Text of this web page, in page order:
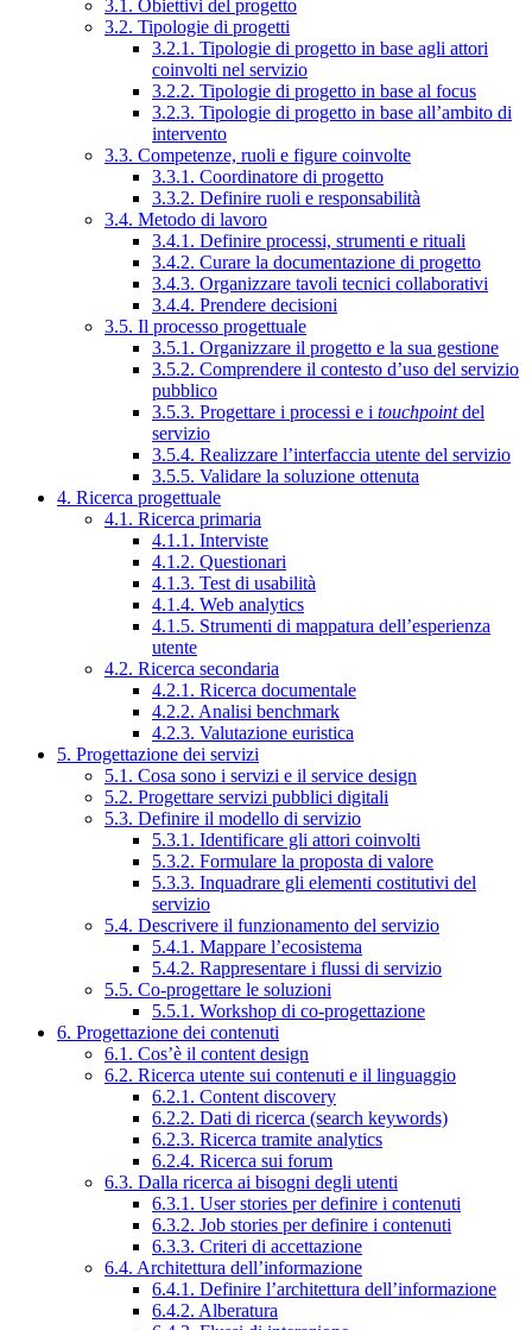
3.1. Obiettivi del progetto
3.2. Tipologie di progetti
3.2.1. Tipologie di progetto in base agli attori
coinvolti nel servizio
3.2.2. Tipologie di progetto in base al focus
3.2.3. Tipologie di progetto in base all’ambito di
intervento
3.3. Competenze, ruoli e figure coinvolte
3.3.1. Coordinatore di progetto
3.3.2. Definire ruoli e responsabilità
3.4. Metodo di lavoro
3.4.1. Definire processi, strumenti e rituali
3.4.2. Curare la documentazione di progetto
3.4.3. Organizzare tavoli tecnici collaborativi
3.4.4. Prendere decisioni
3.5. Il processo progettuale
3.5.1. Organizzare il progetto e la sua gestione
3.5.2. Comprendere il contesto d’uso del servizio
pubblico
3.5.3. Progettare i processi e i touchpointdel
servizio
3.5.4. Realizzare l’interfaccia utente del servizio
3.5.5. Validare la soluzione ottenuta
4. Ricerca progettuale
4.1. Ricerca primaria
4.1.1. Interviste
4.1.2. Questionari
4.1.3. Test di usabilità
4.1.4. Web analytics
4.1.5. Strumenti di mappatura dell’esperienza
utente
4.2. Ricerca secondaria
4.2.1. Ricerca documentale
4.2.2. Analisi benchmark
4.2.3. Valutazione euristica
5. Progettazione dei servizi
5.1. Cosa sono i servizi e il service design
5.2. Progettare servizi pubblici digitali
5.3. Definire il modello di servizio
5.3.1. Identificare gli attori coinvolti
5.3.2. Formulare la proposta di valore
5.3.3. Inquadrare gli elementi costitutivi del
servizio
5.4. Descrivere il funzionamento del servizio
5.4.1. Mappare l’ecosistema
5.4.2. Rappresentare i flussi di servizio
5.5. Co-progettare le soluzioni
5.5.1. Workshop di co-progettazione
6. Progettazione dei contenuti
6.1. Cos’è il content design
6.2. Ricerca utente sui contenuti e il linguaggio
6.2.1. Content discovery
6.2.2. Dati di ricerca (search keywords)
6.2.3. Ricerca tramite analytics
6.2.4. Ricerca sui forum
6.3. Dalla ricerca ai bisogni degli utenti
6.3.1. User stories per definire i contenuti
6.3.2. Job stories per definire i contenuti
6.3.3. Criteri di accettazione
6.4. Architettura dell’informazione
6.4.1. Definire l’architettura dell’informazione
6.4.2. Alberatura